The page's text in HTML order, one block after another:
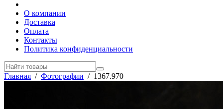
О компании
Доставка
Оплата
Контакты
Политика конфиденциальности
Главная / Фотографии / 1367.970